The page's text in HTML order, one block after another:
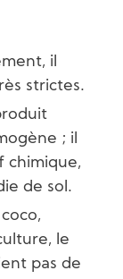
il
strictes.
; il
chimique,
de sol.
le
pas de